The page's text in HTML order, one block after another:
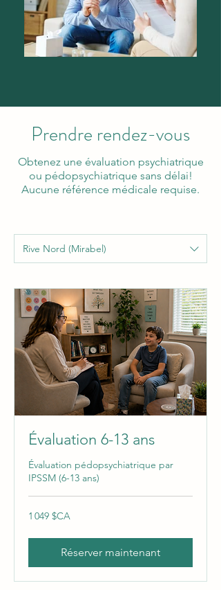
Prendre rendez-vous
Obtenez une évaluation psychiatrique
ou pédopsychiatrique sans délai!
Aucune référence médicale requise.
Rive Nord (Mirabel)
Évaluation 6-13 ans
Évaluation pédopsychiatrique par
IPSSM (6-13 ans)
1 049
dollars
1 049 $CA
Réserver maintenant